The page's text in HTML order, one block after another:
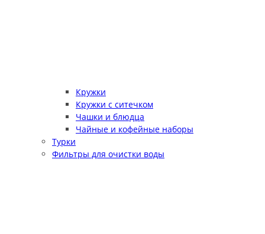
Кружки
Кружки с ситечком
Чашки и блюдца
Чайные и кофейные наборы
Турки
Фильтры для очистки воды